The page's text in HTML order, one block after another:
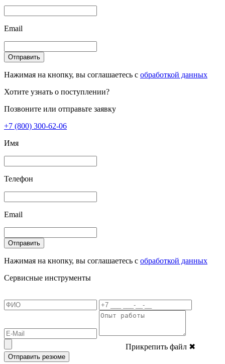
Email
Отправить
Нажимая на кнопку, вы соглашаетесь с обработкой данных
Хотите узнать о поступлении?
Позвоните или отправьте заявку
+7 (800) 300-62-06
Имя
Телефон
Email
Отправить
Нажимая на кнопку, вы соглашаетесь с обработкой данных
Сервисные инструменты
Прикрепить файл ✖
Отправить резюме